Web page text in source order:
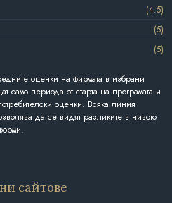
(4.5)
(5)
(5)
оценки на фирмата в избрани
само периода от старта на програмата и
оценки. Всяка линия
да се видят разликите в нивото
сайтове